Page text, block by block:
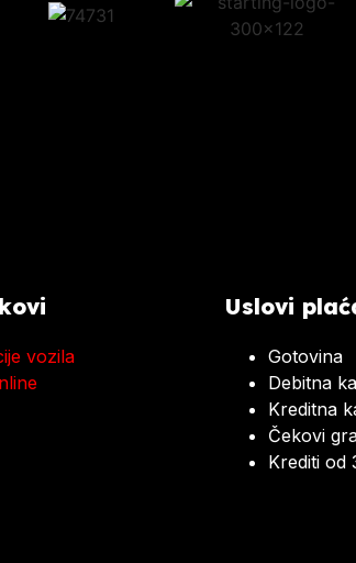
vozila
Uslovi
Gotovina
Debitna
Kreditna
Čekovi
Krediti od